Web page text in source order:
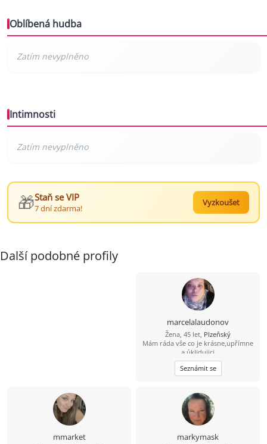
Oblíbená hudba
Intimnosti
🎁Staň se VIP
7 dní zdarma!
Vyzkoušet
Další podobné profily
marcelalaudonov
Žena, 45 let, Plzeňský
Mám ráda vše co je krásne,upřímne
a úklidujici
Seznámit se
mmarket markymask